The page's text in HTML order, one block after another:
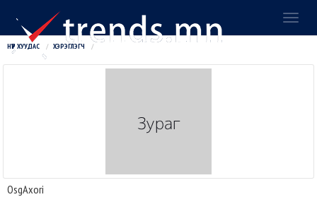
НҮҮР ХУУДАС ХЭРЭГЛЭГЧ
OsgAxori